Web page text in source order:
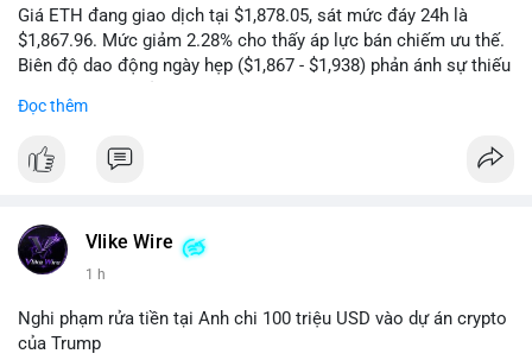
Giá ETH đang giao dịch tại $1,878.05, sát mức đáy 24h là
$1,867.96. Mức giảm 2.28% cho thấy áp lực bán chiếm ưu thế.
Biên độ dao động ngày hẹp ($1,867 - $1,938) phản ánh sự thiếu
dòng tiền đang rút khỏi thị trường, xác nhận xu hướng giảm
- Take Profit: TP1: $1,850, TP2: $1,820
- Stop Loss: $1,915
Quản trị rủi ro: Chỉ sử dụng 2-3% tài khoản cho lệnh này và
tuân thủ tuyệt đối mức cắt lỗ để bảo vệ vốn.
Đọc thêm
Vlike Wire
1 h
Nghi phạm rửa tiền tại Anh chi 100 triệu USD vào dự án crypto
của Trump